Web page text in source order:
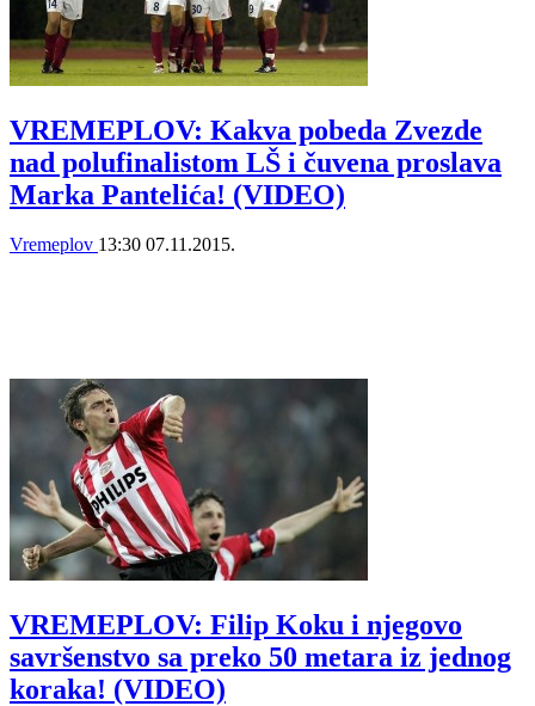
VREMEPLOV: Kakva pobeda Zvezde
nad polufinalistom LŠ i čuvena proslava
Marka Pantelića! (VIDEO)
Vremeplov 13:30 07.11.2015.
VREMEPLOV: Filip Koku i njegovo
savršenstvo sa preko 50 metara iz jednog
koraka! (VIDEO)